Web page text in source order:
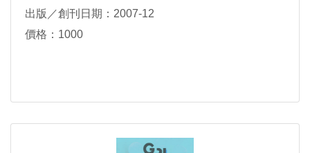
出版／創刊日期：2007-12
價格：1000